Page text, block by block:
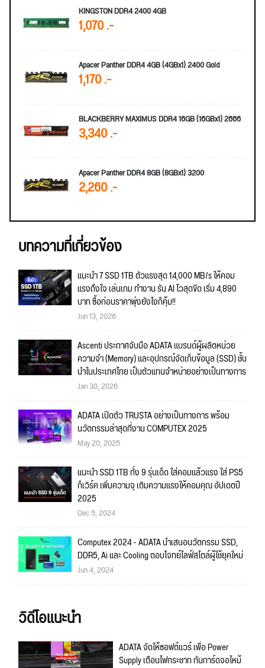
KINGSTON DDR4 2400 4GB
1,070 .-
Apacer Panther DDR4 4GB (4GBx1) 2400 Gold
1,170 .-
BLACKBERRY MAXIMUS DDR4 16GB (16GBx1) 2666
3,340 .-
Apacer Panther DDR4 8GB (8GBx1) 3200
2,260 .-
บทความที่เกี่ยวข้อง
แนะนำ 7 SSD 1TB ตัวแรงสุด 14,000 MB/s ให้คอม
แรงถึงใจ เล่นเกม ทำงาน รัน AI ไวสุดขีด เริ่ม 4,890
บาท ซื้อก่อนราคาพุ่งยังไงก็คุ้ม!!
Jun 13, 2026
Ascenti ประกาศจับมือ ADATA แบรนด์ผู้ผลิตหน่วย
ความจำ (Memory) และอุปกรณ์จัดเก็บข้อมูล (SSD) ชั้น
นำในประเทศไทย เป็นตัวแทนจำหน่ายอย่างเป็นทางการ
Jan 30, 2026
ADATA เปิดตัว TRUSTA อย่างเป็นทางการ พร้อม
นวัตกรรมล่าสุดที่งาน COMPUTEX 2025
May 20, 2025
แนะนำ SSD 1TB ทั้ง 9 รุ่นเด็ด ใส่คอมแล้วแรง ใส่ PS5
ก็เวิร์ค เพิ่มความจุ เติมความแรงให้คอมคุณ อัปเดตปี
2025
Dec 5, 2024
Computex 2024 - ADATA นำเสนอนวัตกรรม SSD,
DDR5, Ai และ Cooling ตอบโจทย์ไลฟ์สไตล์ผู้ใช้ยุคใหม่
Jun 4, 2024
วิดีโอแนะนำ
ADATA จัดให้ซอฟต์แวร์ เพื่อ Power
Supply เตือนไฟกระชาก กันการ์ดจอไหม้